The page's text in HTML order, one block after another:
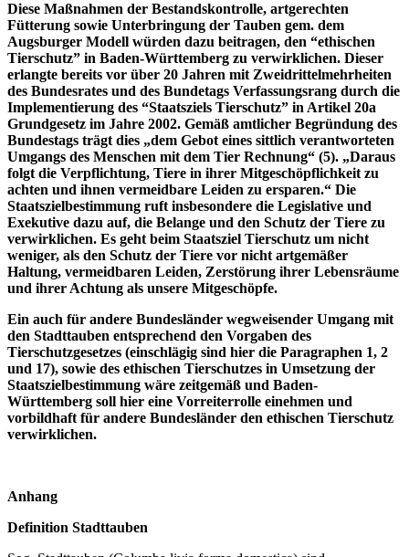
Diese Maßnahmen der Bestandskontrolle, artgerechten
Fütterung sowie Unterbringung der Tauben gem. dem
Augsburger Modell würden dazu beitragen, den “ethischen
Tierschutz” in Baden-Württemberg zu verwirklichen. Dieser
erlangte bereits vor über 20 Jahren mit Zweidrittelmehrheiten
des Bundesrates und des Bundetags Verfassungsrang durch die
Implementierung des “Staatsziels Tierschutz” in Artikel 20a
Grundgesetz im Jahre 2002. Gemäß amtlicher Begründung des
Bundestags trägt dies „dem Gebot eines sittlich verantworteten
Umgangs des Menschen mit dem Tier Rechnung“ (5). „Daraus
folgt die Verpflichtung, Tiere in ihrer Mitgeschöpflichkeit zu
achten und ihnen vermeidbare Leiden zu ersparen.“ Die
Staatszielbestimmung ruft insbesondere die Legislative und
Exekutive dazu auf, die Belange und den Schutz der Tiere zu
verwirklichen. Es geht beim Staatsziel Tierschutz um nicht
weniger, als den Schutz der Tiere vor nicht artgemäßer
Haltung, vermeidbaren Leiden, Zerstörung ihrer Lebensräume
und ihrer Achtung als unsere Mitgeschöpfe.
Ein auch für andere Bundesländer wegweisender Umgang mit
den Stadttauben entsprechend den Vorgaben des
Tierschutzgesetzes (einschlägig sind hier die Paragraphen 1, 2
und 17), sowie des ethischen Tierschutzes in Umsetzung der
Staatszielbestimmung wäre zeitgemäß und Baden-
Württemberg soll hier eine Vorreiterrolle einehmen und
vorbildhaft für andere Bundesländer den ethischen Tierschutz
verwirklichen.
Anhang
Definition Stadttauben